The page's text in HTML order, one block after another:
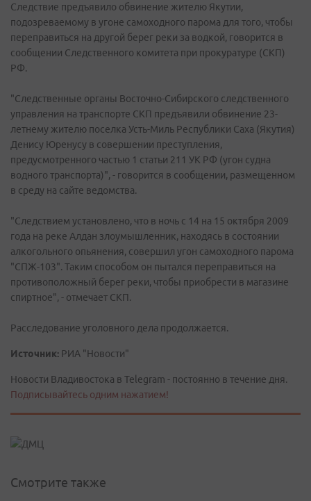
Следствие предъявило обвинение жителю Якутии,
подозреваемому в угоне самоходного парома для того, чтобы
переправиться на другой берег реки за водкой, говорится в
сообщении Следственного комитета при прокуратуре (СКП)
РФ.
"Следственные органы Восточно-Сибирского следственного
управления на транспорте СКП предъявили обвинение 23-
летнему жителю поселка Усть-Миль Республики Саха (Якутия)
Денису Юренусу в совершении преступления,
предусмотренного частью 1 статьи 211 УК РФ (угон судна
водного транспорта)", - говорится в сообщении, размещенном
в среду на сайте ведомства.
"Следствием установлено, что в ночь с 14 на 15 октября 2009
года на реке Алдан злоумышленник, находясь в состоянии
алкогольного опьянения, совершил угон самоходного парома
"СПЖ-103". Таким способом он пытался переправиться на
противоположный берег реки, чтобы приобрести в магазине
спиртное", - отмечает СКП.
Расследование уголовного дела продолжается.
Источник: РИА "Новости"
Новости Владивостока в Telegram - постоянно в течение дня.
Подписывайтесь одним нажатием!
Смотрите также